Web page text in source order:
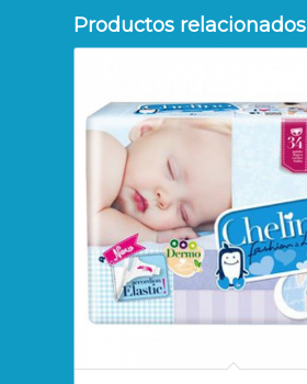
Productos relacionados